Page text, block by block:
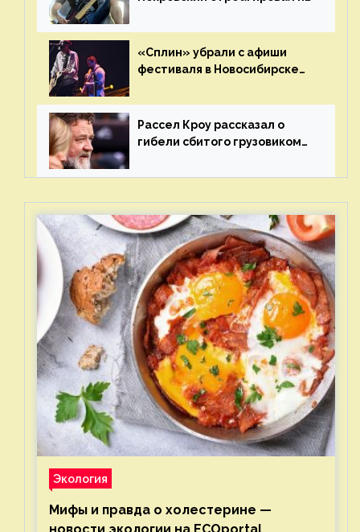
«Сплин» убрали с афиши
фестиваля в Новосибирске
отцов»
Рассел Кроу рассказал о
гибели сбитого грузовиком
Экология
Мифы и правда о холестерине —